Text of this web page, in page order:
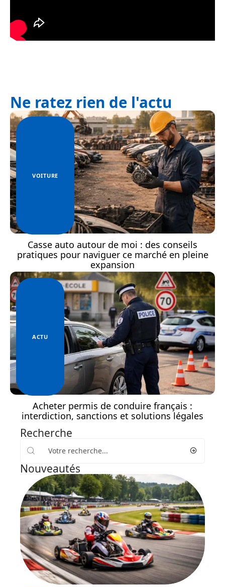
Ne ratez rien de l'actu
VOITURE
Casse auto autour de moi : des conseils
pratiques pour naviguer ce marché en pleine
expansion
ACTU
Acheter permis de conduire français :
interdiction, sanctions et solutions légales
Recherche
Nouveautés